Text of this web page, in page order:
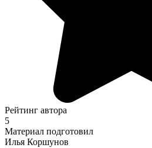
Рейтинг автора
5
Материал подготовил
Илья Коршунов